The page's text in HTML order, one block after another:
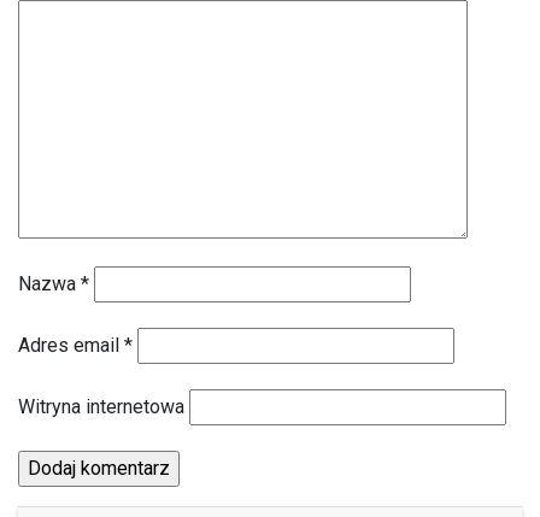
Nazwa *
Adres email *
Witryna internetowa